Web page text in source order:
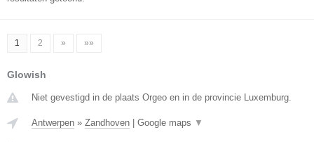
1 2 » »»
Glowish
Niet gevestigd in de plaats Orgeo en in de provincie Luxemburg.
Antwerpen » Zandhoven Google maps ▼